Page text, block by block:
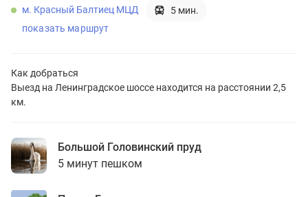
м. Красный Балтиец МЦД
5 мин.
показать маршрут
Как добраться
Выезд на Ленинградское шоссе находится на расстоянии 2,5
км.
Большой Головинский пруд
5 минут пешком